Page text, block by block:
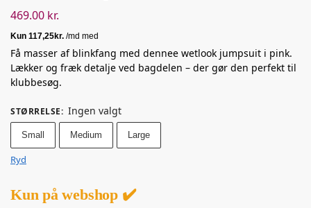
469.00 kr.
Få masser af blinkfang med dennee wetlook jumpsuit i pink.
Lækker og fræk detalje ved bagdelen – der gør den perfekt til
klubbesøg.
STØRRELSE: Ingen valgt
Small Medium Large
Ryd
Kun på webshop ✔️